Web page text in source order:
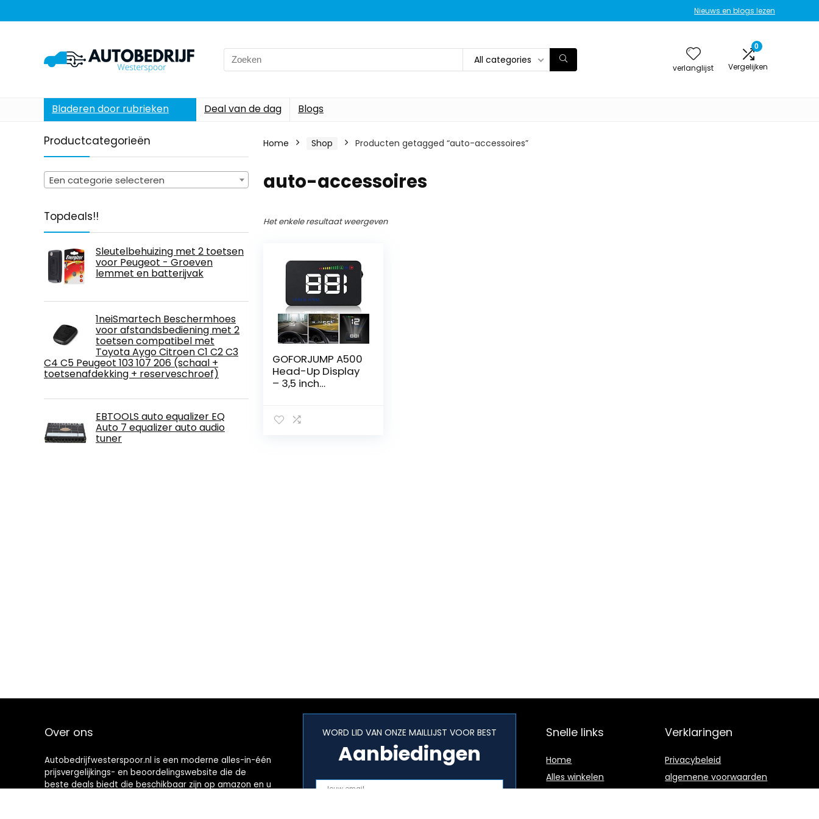
Nieuws en blogs lezen
Search
for:
All categories
verlanglijst
0
Vergelijken
Bladeren door rubrieken Deal van de dag Blogs
Productcategorieën
Een categorie selecteren
Topdeals!!
Sleutelbehuizing met 2 toetsen
voor Peugeot - Groeven
lemmet en batterijvak
1neiSmartech Beschermhoes
voor afstandsbediening met 2
toetsen compatibel met
Toyota Aygo Citroen C1 C2 C3
C4 C5 Peugeot 103 107 206 (schaal +
toetsenafdekking + reserveschroef)
EBTOOLS auto equalizer EQ
Auto 7 equalizer auto audio
tuner
Home Shop Producten getagged “auto-accessoires”
auto-accessoires
Het enkele resultaat weergeven
GOFORJUMP A500
Head-Up Display
– 3,5 inch
OBD2 en GPS
Over ons
Autobedrijfwesterspoor.nl is een moderne alles-in-één
prijsvergelijkings- en beoordelingswebsite die de
beste deals biedt die beschikbaar zijn op amazon en u
WORD LID VAN ONZE MAILLIJST VOOR BEST
Aanbiedingen
Snelle links
Home
Alles winkelen
Verklaringen
Privacybeleid
algemene voorwaarden